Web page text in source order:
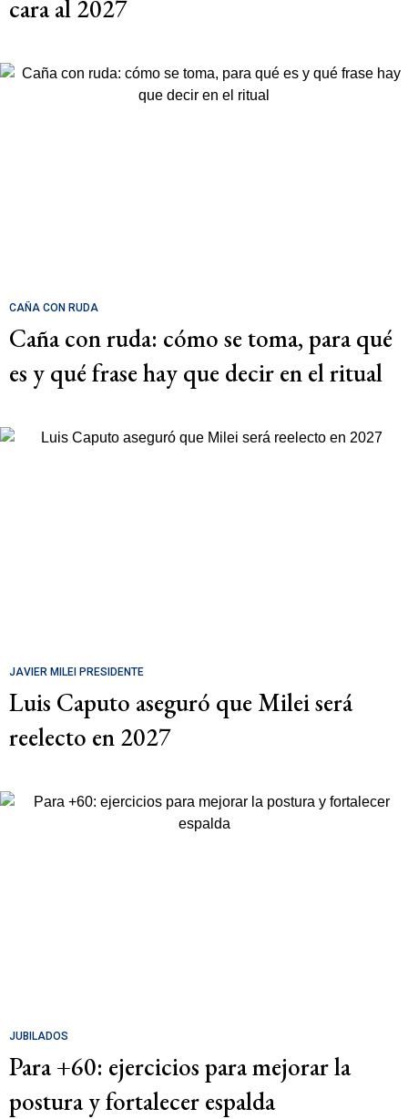
cara al 2027
CAÑA CON RUDA
Caña con ruda: cómo se toma, para qué
es y qué frase hay que decir en el ritual
JAVIER MILEI PRESIDENTE
Luis Caputo aseguró que Milei será
reelecto en 2027
JUBILADOS
Para +60: ejercicios para mejorar la
postura y fortalecer espalda